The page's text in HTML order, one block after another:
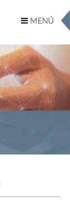
MENÚ
MENÚ